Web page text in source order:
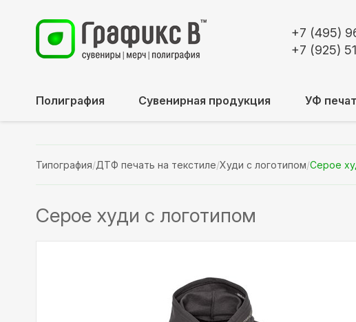
+7 (495)
+7 (925)
Полиграфия Сувенирная продукция УФ
Типография/ДТФ печать на текстиле/Худи с логотипом/Серое
Серое худи с логотипом